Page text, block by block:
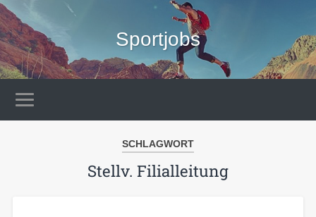
Sportjobs
SCHLAGWORT
Stellv. Filialleitung